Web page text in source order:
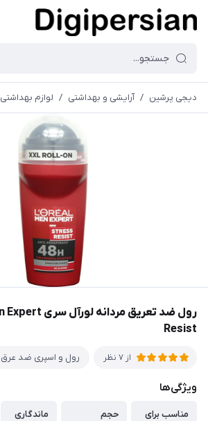
دیجی پرشین / آرایشی و بهداشتی / لوازم بهداشتی
Resist
از 7 نظر رول و اسپری ضد عرق
ویژگی‌ها
مناسب برای
حجم
ماندگاری